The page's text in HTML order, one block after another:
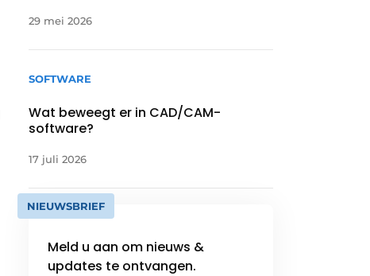
29 mei 2026
SOFTWARE
Wat beweegt er in CAD/CAM-
software?
17 juli 2026
NIEUWSBRIEF
Meld u aan om nieuws &
updates te ontvangen.